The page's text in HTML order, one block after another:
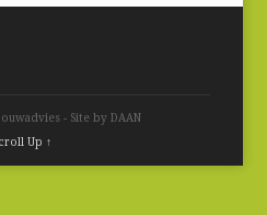
- Site by DAAN
Up ↑